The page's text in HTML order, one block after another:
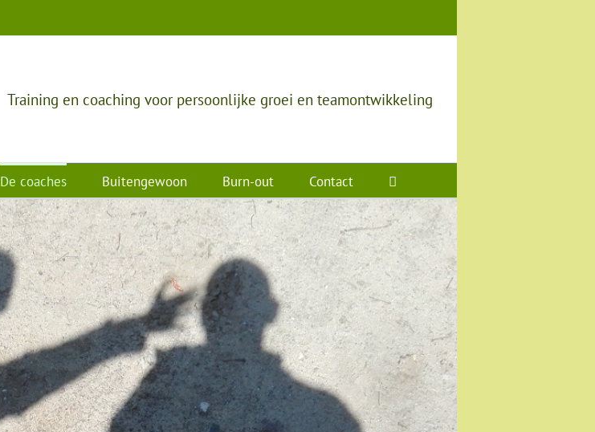
Training en coaching voor persoonlijke groei en teamontwikkeling
De coaches Buitengewoon Burn-out Contact